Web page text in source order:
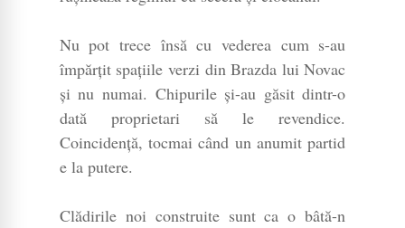
Nu pot trece însă cu vederea cum s-au
împărțit spațiile verzi din Brazda lui Novac
și nu numai. Chipurile și-au găsit dintr-o
dată proprietari să le revendice.
Coincidență, tocmai când un anumit partid
e la putere.
Clădirile noi construite sunt ca o bâtă-n